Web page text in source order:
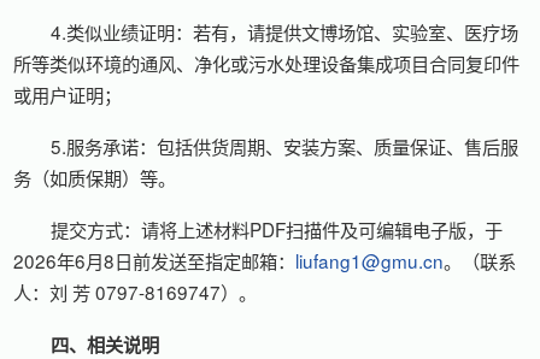
4.类似业绩证明：若有，请提供文博场馆、实验室、医疗场
所等类似环境的通风、净化或污水处理设备集成项目合同复印件
或用户证明；
5.服务承诺：包括供货周期、安装方案、质量保证、售后服
务（如质保期）等。
提交方式：请将上述材料PDF扫描件及可编辑电子版，于
2026年6月8日前发送至指定邮箱： liufang1@gmu.cn。（联系
人：刘 芳 0797-8169747）。
四、相关说明